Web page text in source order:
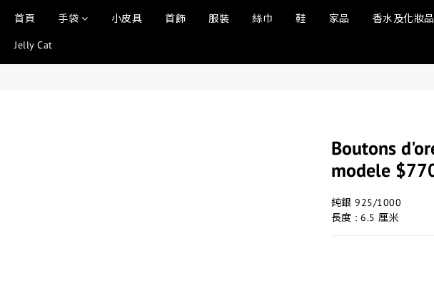
首頁 手袋 小皮具 首飾 服裝 絲巾 鞋 家品 香水及化妝品
Jelly Cat
Boutons
modele
純銀 925/1000
長度 : 6.5 厘米